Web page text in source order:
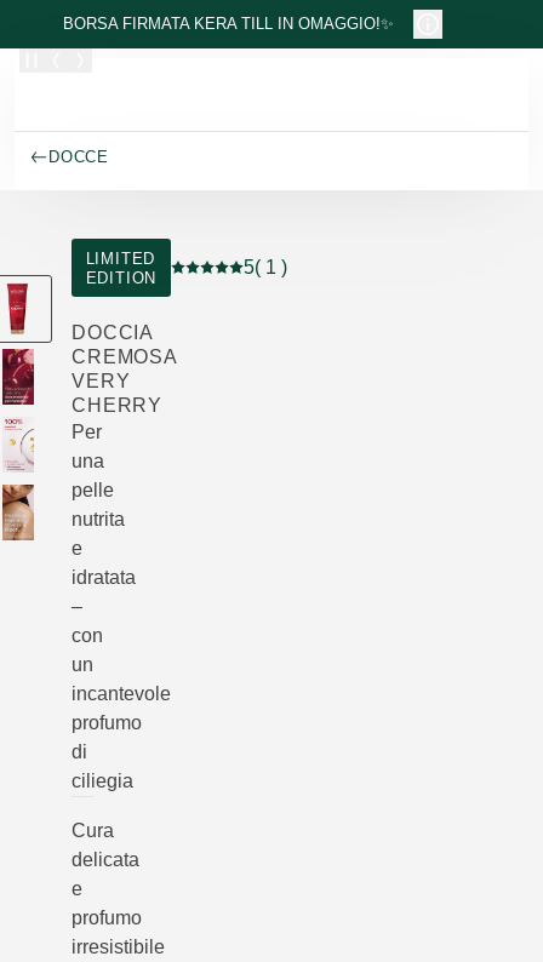
Passa al contenuto principale
BORSA FIRMATA KERA TILL IN OMAGGIO!✨
DOCCE
LIMITED
EDITION
Valutazione attuale: 5 su 5 stelle recensito
5( 1 )
DOCCIA
CREMOSA
VERY
CHERRY
Per
una
pelle
nutrita
e
idratata
–
con
un
incantevole
profumo
di
ciliegia
Cura
delicata
e
profumo
irresistibile